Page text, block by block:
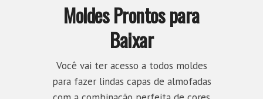
Moldes Prontos para
Baixar
Você vai ter acesso a todos moldes
para fazer lindas capas de almofadas